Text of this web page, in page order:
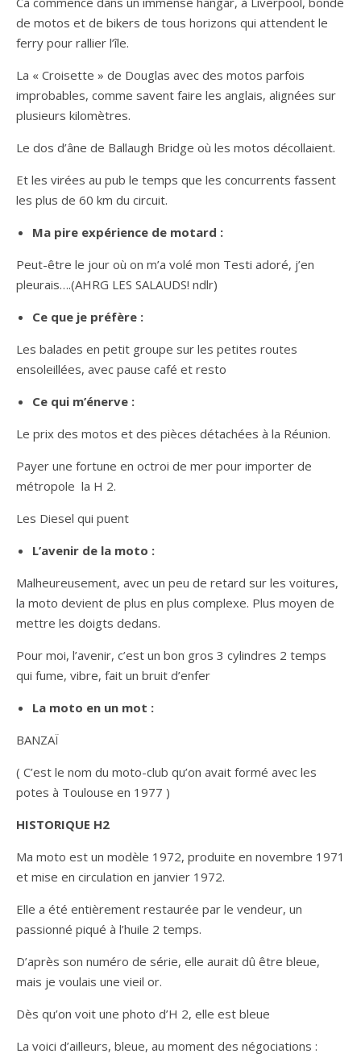
de motos et de bikers de tous horizons qui attendent le
ferry pour rallier l’île.
La « Croisette » de Douglas avec des motos parfois
improbables, comme savent faire les anglais, alignées sur
plusieurs kilomètres.
Le dos d’âne de Ballaugh Bridge où les motos décollaient.
Et les virées au pub le temps que les concurrents fassent
les plus de 60 km du circuit.
Ma pire expérience de motard :
Peut-être le jour où on m’a volé mon Testi adoré, j’en
pleurais….(AHRG LES SALAUDS! ndlr)
Ce que je préfère :
Les balades en petit groupe sur les petites routes
ensoleillées, avec pause café et resto
Ce qui m’énerve :
Le prix des motos et des pièces détachées à la Réunion.
Payer une fortune en octroi de mer pour importer de
métropole la H 2.
Les Diesel qui puent
L’avenir de la moto :
Malheureusement, avec un peu de retard sur les voitures,
la moto devient de plus en plus complexe. Plus moyen de
mettre les doigts dedans.
Pour moi, l’avenir, c’est un bon gros 3 cylindres 2 temps
qui fume, vibre, fait un bruit d’enfer
La moto en un mot :
BANZAÏ
( C’est le nom du moto-club qu’on avait formé avec les
potes à Toulouse en 1977 )
HISTORIQUE H2
Ma moto est un modèle 1972, produite en novembre 1971
et mise en circulation en janvier 1972.
Elle a été entièrement restaurée par le vendeur, un
passionné piqué à l’huile 2 temps.
D’après son numéro de série, elle aurait dû être bleue,
mais je voulais une vieil or.
Dès qu’on voit une photo d’H 2, elle est bleue
La voici d’ailleurs, bleue, au moment des négociations :